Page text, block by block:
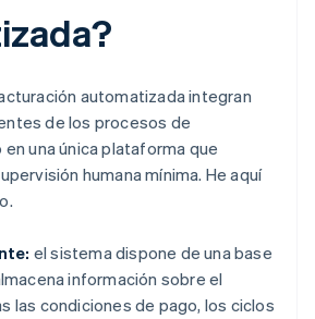
automatizada integran
de los procesos de
una única plataforma que
humana mínima. He aquí
el sistema dispone de una base
información sobre el
las condiciones de pago, los ciclos